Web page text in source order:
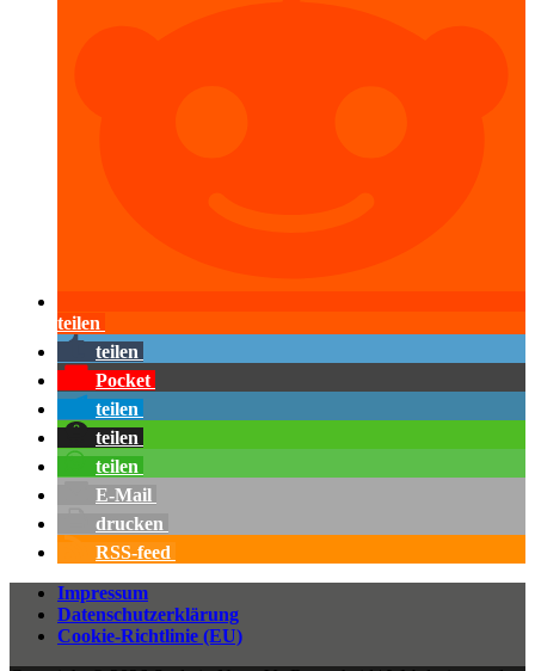
teilen
teilen
Pocket
teilen
teilen
teilen
E-Mail
drucken
RSS-feed
Impressum
Datenschutzerklärung
Cookie-Richtlinie (EU)